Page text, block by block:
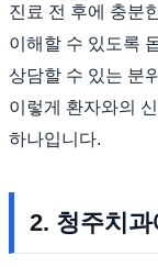
진료 전 후에 충분
이해할 수 있도록
상담할 수 있는 분
이렇게 환자와의
하나입니다.
2. 청주치